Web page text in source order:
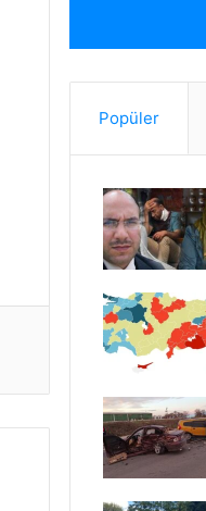
Popüler